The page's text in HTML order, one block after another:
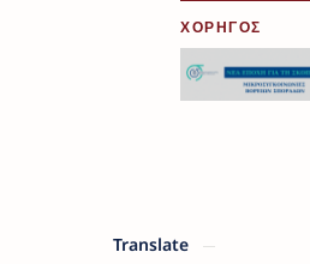
ΧΟΡΗΓΟΣ
Translate